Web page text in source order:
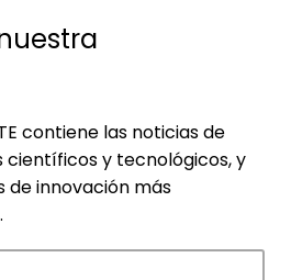
contiene las noticias de
científicos y tecnológicos, y
de innovación más